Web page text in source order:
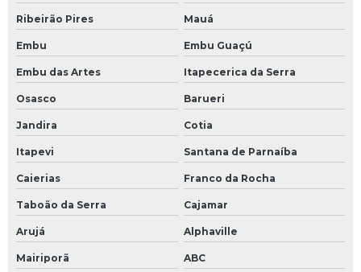
Ribeirão Pires Mauá
Embu Embu Guaçú
Embu das Artes Itapecerica da Serra
Osasco Barueri
Jandira Cotia
Itapevi Santana de Parnaíba
Caierias Franco da Rocha
Taboão da Serra Cajamar
Arujá Alphaville
Mairiporã ABC